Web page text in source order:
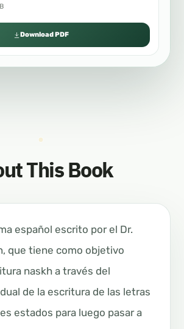
Download PDF
This Book
español escrito por el Dr.
que tiene como objetivo
naskh a través del
de la escritura de las letras
estados para luego pasar a